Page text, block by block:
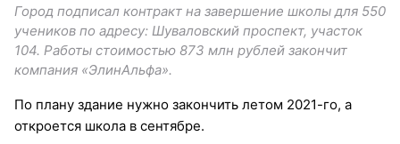
Город подписал контракт на завершение школы для 550
учеников по адресу: Шуваловский проспект, участок
104. Работы стоимостью 873 млн рублей закончит
компания «ЭлинАльфа».
По плану здание нужно закончить летом 2021-го, а
откроется школа в сентябре.